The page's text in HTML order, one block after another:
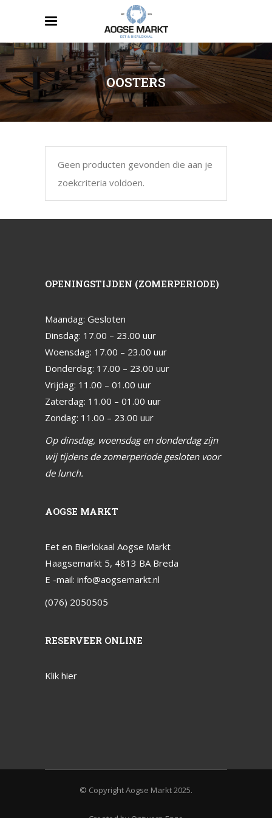
OOSTERS
Geen producten gevonden die aan je
zoekcriteria voldoen.
OPENINGSTIJDEN (ZOMERPERIODE)
Maandag: Gesloten
Dinsdag: 17.00 – 23.00 uur
Woensdag: 17.00 – 23.00 uur
Donderdag: 17.00 – 23.00 uur
Vrijdag: 11.00 – 01.00 uur
Zaterdag: 11.00 – 01.00 uur
Zondag: 11.00 – 23.00 uur
Op dinsdag, woensdag en donderdag zijn
wij tijdens de zomerperiode gesloten voor
de lunch.
AOGSE MARKT
Eet en Bierlokaal Aogse Markt
Haagsemarkt 5, 4813 BA Breda
E -mail: info@aogsemarkt.nl
(076) 2050505
RESERVEER ONLINE
Klik hier
© Copyright Aogse Markt 2025.